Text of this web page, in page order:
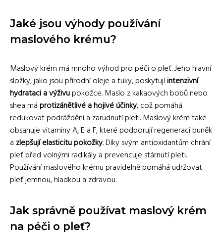
Jaké jsou výhody používání
maslového krému?
Maslový krém má mnoho výhod pro péči o pleť. Jeho hlavní
složky, jako jsou přírodní oleje a tuky, poskytujíintenzivní
hydrataci a výživupokožce. Maslo z kakaových bobů nebo
shea máprotizánětlivé a hojivé účinky, což pomáhá
redukovat podráždění a zarudnutí pleti. Maslový krém také
obsahuje vitaminy A, E a F, které podporují regeneraci buněk
a zlepšují elasticitu pokožky. Díky svým antioxidantům chrání
pleť před volnými radikály a prevencuje stárnutí pleti.
Používání maslového krému pravidelně pomáhá udržovat
pleť jemnou, hladkou a zdravou.
Jak správně používat maslový krém
na péči o pleť?